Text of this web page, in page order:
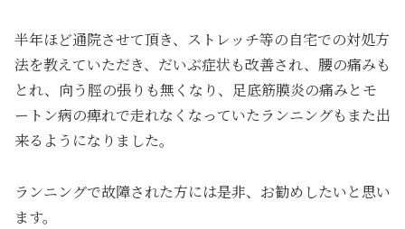
半年ほど通院させて頂き、ストレッチ等の自宅での対処方
法を教えていただき、だいぶ症状も改善され、腰の痛みも
とれ、向う脛の張りも無くなり、足底筋膜炎の痛みとモ
ートン病の痺れで走れなくなっていたランニングもまた出
来るようになりました。
ランニングで故障された方には是非、お勧めしたいと思い
ます。